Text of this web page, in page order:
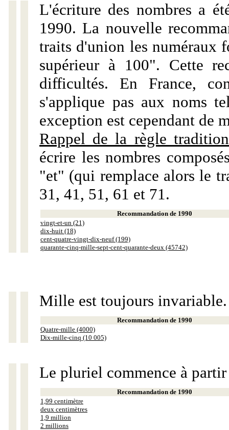
L'écriture des nombres a
1990. La nouvelle
traits d'union les numéraux
supérieur à 100". Cette
difficultés. En France,
s'applique pas aux noms
exception est cependant de
Rappel de la règle
écrire les nombres
"et" (qui remplace alors le
31, 41, 51, 61 et 71.
Recommandation de 1990
vingt-et-un (21)
dix-huit (18)
cent-quatre-vingt-dix-neuf (199)
quarante-cinq-mille-sept-cent-quarante-deux (45742)
Mille est toujours invariable.
Recommandation de 1990
Quatre-mille (4000)
Dix-mille-cinq (10 005)
Le pluriel commence à
Recommandation de 1990
1,99 centimètre
deux centimètres
1,9 million
2 millions